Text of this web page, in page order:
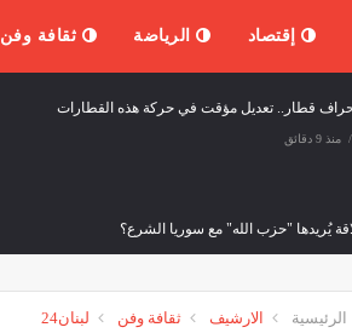
إقتصاد الرياضة ثقافة وفن
قطار.. تعديل مؤقت في حركة هذه القطارات
منذ 9 دقائق
يُريدها "حزب الله" مع سوريا الشرع؟
الرئيسية الارشيف ثقافة وفن لبنان24